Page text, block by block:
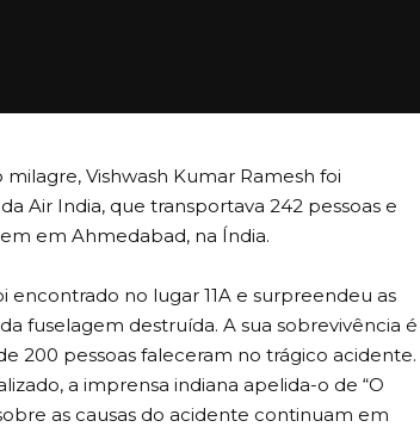
Vishwash Kumar Ramesh foi
Air India, que transportava 242 pessoas e
em Ahmedabad, na Índia.
encontrado no lugar 11A e surpreendeu as
fuselagem destruída. A sua sobrevivência é
200 pessoas faleceram no trágico acidente.
a imprensa indiana apelida-o de “O
as causas do acidente continuam em